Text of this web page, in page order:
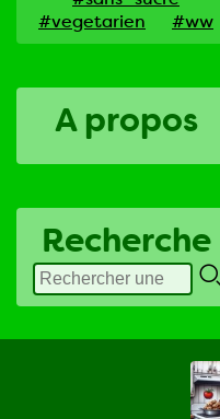
#vegetarien
#ww
A propos
Recherche